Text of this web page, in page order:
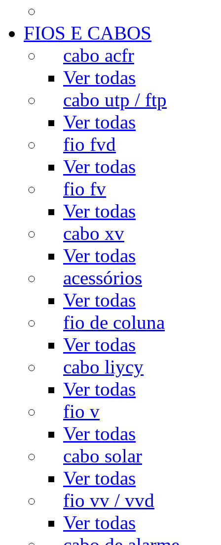
FIOS E CABOS
cabo acfr
Ver todas
cabo utp / ftp
Ver todas
fio fvd
Ver todas
fio fv
Ver todas
cabo xv
Ver todas
acessórios
Ver todas
fio de coluna
Ver todas
cabo liycy
Ver todas
fio v
Ver todas
cabo solar
Ver todas
fio vv / vvd
Ver todas